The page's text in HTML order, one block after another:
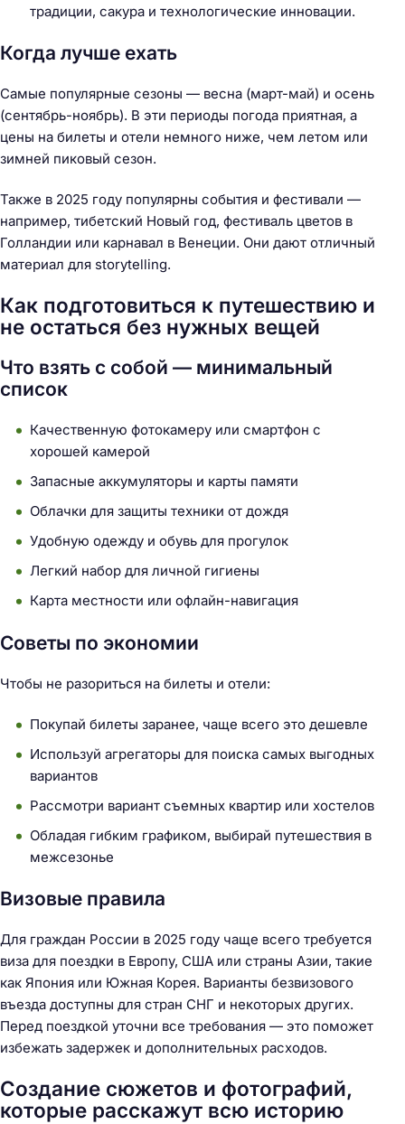
традиции, сакура и технологические инновации.
Когда лучше ехать
Самые популярные сезоны — весна (март-май) и осень
(сентябрь-ноябрь). В эти периоды погода приятная, а
цены на билеты и отели немного ниже, чем летом или
зимней пиковый сезон.
Также в 2025 году популярны события и фестивали —
например, тибетский Новый год, фестиваль цветов в
Голландии или карнавал в Венеции. Они дают отличный
материал для storytelling.
Как подготовиться к путешествию и
не остаться без нужных вещей
Что взять с собой — минимальный
список
Качественную фотокамеру или смартфон с
хорошей камерой
Запасные аккумуляторы и карты памяти
Облачки для защиты техники от дождя
Удобную одежду и обувь для прогулок
Легкий набор для личной гигиены
Карта местности или офлайн-навигация
Советы по экономии
Чтобы не разориться на билеты и отели:
Покупай билеты заранее, чаще всего это дешевле
Используй агрегаторы для поиска самых выгодных
вариантов
Рассмотри вариант съемных квартир или хостелов
Обладая гибким графиком, выбирай путешествия в
межсезонье
Визовые правила
Для граждан России в 2025 году чаще всего требуется
виза для поездки в Европу, США или страны Азии, такие
как Япония или Южная Корея. Варианты безвизового
въезда доступны для стран СНГ и некоторых других.
Перед поездкой уточни все требования — это поможет
избежать задержек и дополнительных расходов.
Создание сюжетов и фотографий,
которые расскажут всю историю